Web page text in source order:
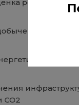
ресурса,
и
СО2